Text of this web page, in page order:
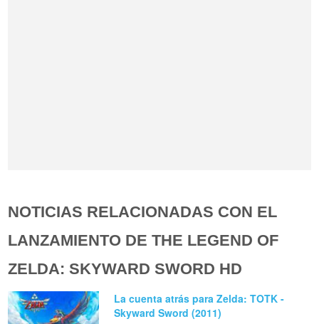
NOTICIAS RELACIONADAS CON EL
LANZAMIENTO DE THE LEGEND OF
ZELDA: SKYWARD SWORD HD
La cuenta atrás para Zelda: TOTK -
Skyward Sword (2011)